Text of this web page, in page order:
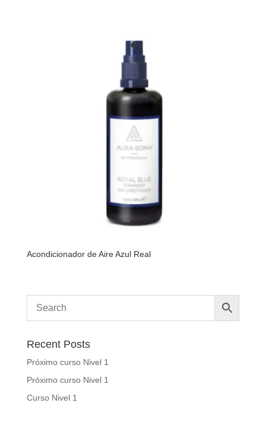
Acondicionador de Aire Azul Real
Recent Posts
Próximo curso Nivel 1
Próximo curso Nivel 1
Curso Nivel 1